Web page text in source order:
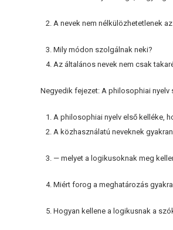
3. Mily módon szolgálnak neki?